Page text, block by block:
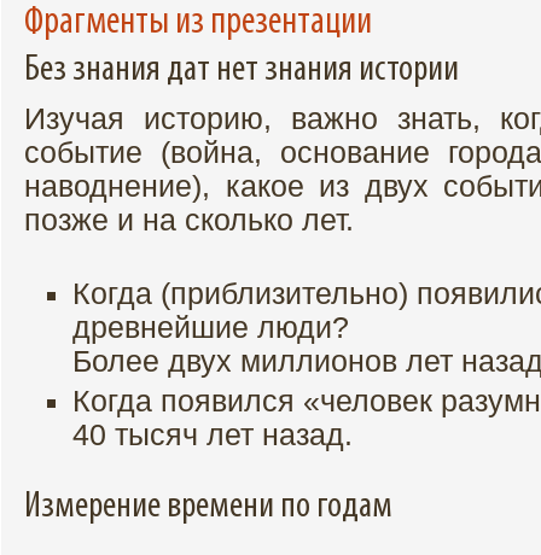
Фрагменты из презентации
Без знания дат нет знания истории
Изучая историю, важно знать,
событие (война, основание
наводнение), какое из двух
позже и на сколько лет.
Когда (приблизительно)
древнейшие люди?
Более двух миллионов лет
Когда появился «человек
40 тысяч лет назад.
Измерение времени по годам